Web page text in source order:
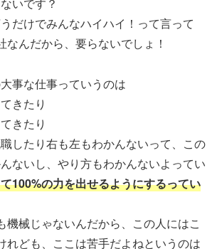
だけでみんなハイハイ！って言って
なんだから、要らないでしょ！
事な仕事っていうのは
きたり
きたり
したり右も左もわかんないって、この
ないし、やり方もわかんないよってい
100%の力を出せるようにするってい
機械じゃないんだから、この人にはこ
れども、ここは苦手だよねというのは